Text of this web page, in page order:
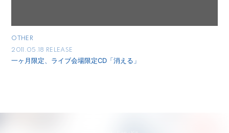
OTHER
2011.05.18 RELEASE
一ヶ月限定、ライブ会場限定CD「消える」